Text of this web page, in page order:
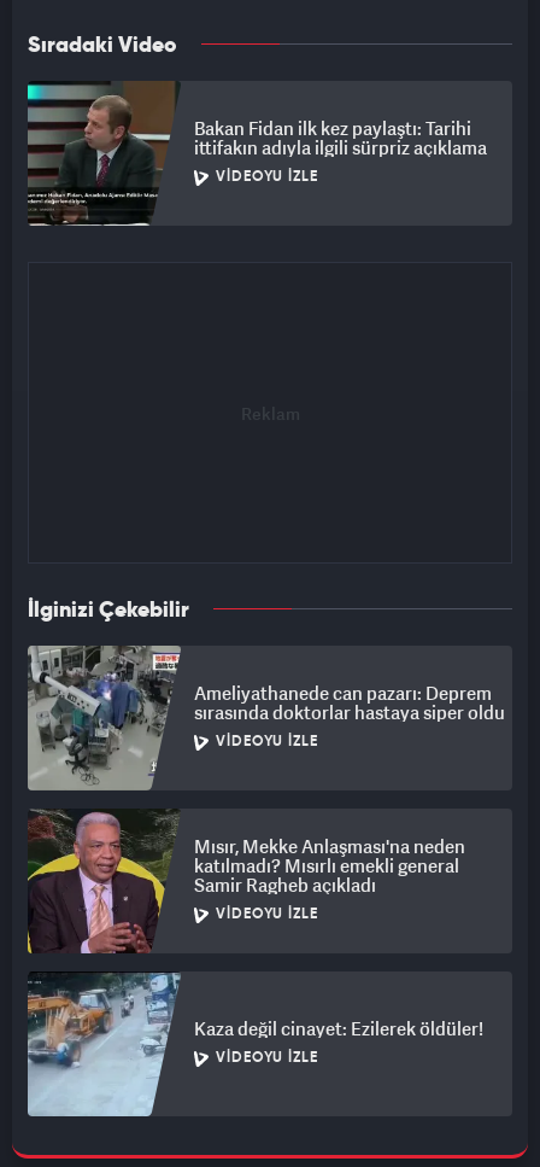
Sıradaki Video
Bakan Fidan ilk kez paylaştı: Tarihi
ittifakın adıyla ilgili sürpriz açıklama
VIDEOYU İZLE
İlginizi Çekebilir
Ameliyathanede can pazarı: Deprem
sırasında doktorlar hastaya siper oldu
VIDEOYU İZLE
Mısır, Mekke Anlaşması'na neden
katılmadı? Mısırlı emekli general
Samir Ragheb açıkladı
VIDEOYU İZLE
Kaza değil cinayet: Ezilerek öldüler!
VIDEOYU İZLE